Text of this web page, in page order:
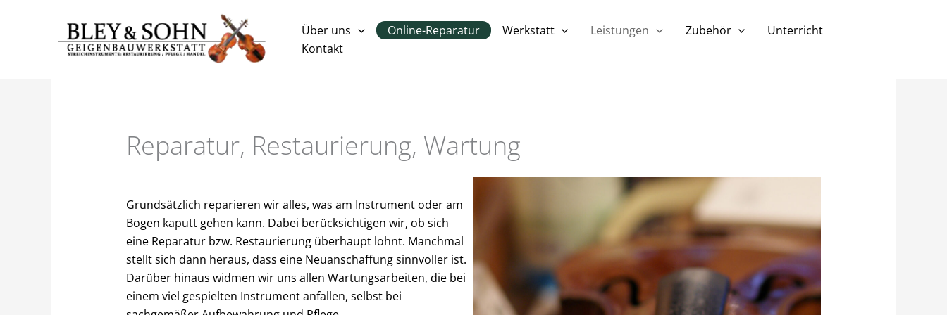
Über uns Online-Reparatur Werkstatt Leistungen Zubehör
Unterricht
Kontakt
Reparatur, Restaurierung, Wartung
Grundsätzlich reparieren wir alles, was am Instrument oder am
Bogen kaputt gehen kann. Dabei berücksichtigen wir, ob sich
eine Reparatur bzw. Restaurierung überhaupt lohnt. Manchmal
stellt sich dann heraus, dass eine Neuanschaffung sinnvoller ist.
Darüber hinaus widmen wir uns allen Wartungsarbeiten, die bei
einem viel gespielten Instrument anfallen, selbst bei